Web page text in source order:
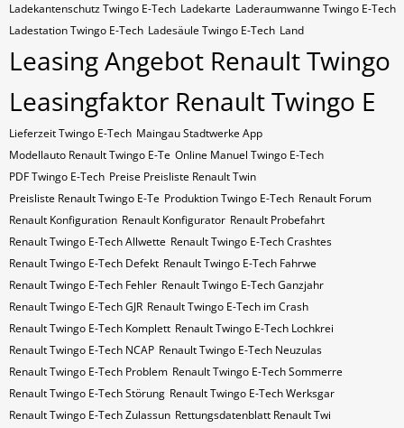
Ladekantenschutz Twingo E-Tech Ladekarte Laderaumwanne Twingo E-Tech
Ladestation Twingo E-Tech Ladesäule Twingo E-Tech Land
Leasing Angebot Renault Twingo
Leasingfaktor Renault Twingo E
Lieferzeit Twingo E-Tech Maingau Stadtwerke App
Modellauto Renault Twingo E-Te Online Manuel Twingo E-Tech
PDF Twingo E-Tech Preise Preisliste Renault Twin
Preisliste Renault Twingo E-Te Produktion Twingo E-Tech Renault Forum
Renault Konfiguration Renault Konfigurator Renault Probefahrt
Renault Twingo E-Tech Allwette Renault Twingo E-Tech Crashtes
Renault Twingo E-Tech Defekt Renault Twingo E-Tech Fahrwe
Renault Twingo E-Tech Fehler Renault Twingo E-Tech Ganzjahr
Renault Twingo E-Tech GJR Renault Twingo E-Tech im Crash
Renault Twingo E-Tech Komplett Renault Twingo E-Tech Lochkrei
Renault Twingo E-Tech NCAP Renault Twingo E-Tech Neuzulas
Renault Twingo E-Tech Problem Renault Twingo E-Tech Sommerre
Renault Twingo E-Tech Störung Renault Twingo E-Tech Werksgar
Renault Twingo E-Tech Zulassun Rettungsdatenblatt Renault Twi